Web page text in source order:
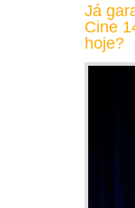
Já
Cine
hoje?